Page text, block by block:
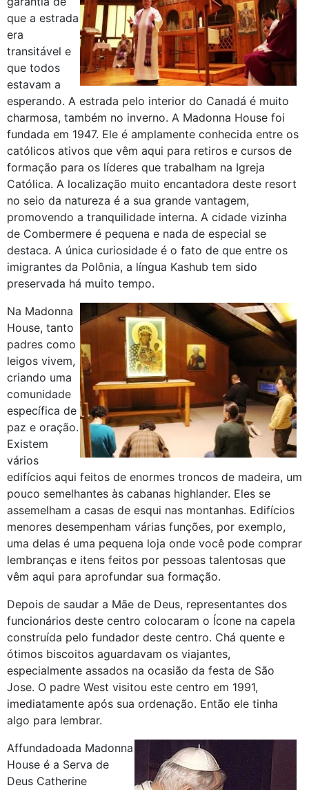
que a estrada
era
transitável e
que todos
estavam a
esperando. A estrada pelo interior do Canadá é muito
charmosa, também no inverno. A Madonna House foi
fundada em 1947. Ele é amplamente conhecida entre os
católicos ativos que vêm aqui para retiros e cursos de
formação para os líderes que trabalham na Igreja
Católica. A localização muito encantadora deste resort
no seio da natureza é a sua grande vantagem,
promovendo a tranquilidade interna. A cidade vizinha
de Combermere é pequena e nada de especial se
destaca. A única curiosidade é o fato de que entre os
imigrantes da Polônia, a língua Kashub tem sido
preservada há muito tempo.
Na Madonna
House, tanto
padres como
leigos vivem,
criando uma
comunidade
específica de
paz e oração.
Existem
vários
edifícios aqui feitos de enormes troncos de madeira, um
pouco semelhantes às cabanas highlander. Eles se
assemelham a casas de esqui nas montanhas. Edifícios
menores desempenham várias funções, por exemplo,
uma delas é uma pequena loja onde você pode comprar
lembranças e itens feitos por pessoas talentosas que
vêm aqui para aprofundar sua formação.
Depois de saudar a Mãe de Deus, representantes dos
funcionários deste centro colocaram o Ícone na capela
construída pelo fundador deste centro. Chá quente e
ótimos biscoitos aguardavam os viajantes,
especialmente assados na ocasião da festa de São
Jose. O padre West visitou este centro em 1991,
imediatamente após sua ordenação. Então ele tinha
algo para lembrar.
Affundadoada Madonna
House é a Serva de
Deus Catherine